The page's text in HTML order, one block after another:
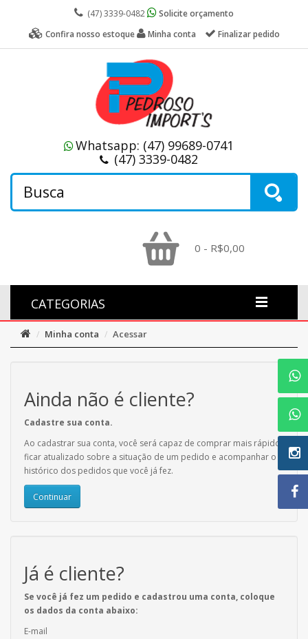
(47) 3339-0482
Solicite orçamento
Confira nosso estoque
Minha conta Finalizar pedido
Whatsapp: (47) 99689-0741
(47) 3339-0482
0 - R$0,00
CATEGORIAS
Minha conta Acessar
Ainda não é cliente?
Cadastre sua conta.
Ao cadastrar sua conta, você será capaz de comprar mais rápido,
ficar atualizado sobre a situação de um pedido e acompanhar o
histórico dos pedidos que você já fez.
Continuar
Já é cliente?
Se você já fez um pedido e cadastrou uma conta, coloque
os dados da conta abaixo:
E-mail